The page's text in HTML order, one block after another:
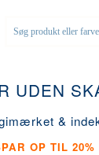
UDEN
&
OP TIL